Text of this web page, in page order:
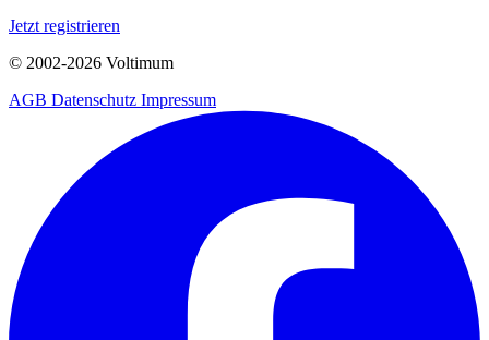
Jetzt registrieren
© 2002-2026 Voltimum
AGB Datenschutz Impressum